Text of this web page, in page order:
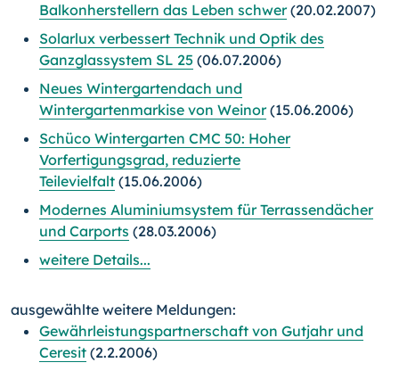
Balkonherstellern das Leben schwer(20.02.2007)
Solarlux verbessert Technik und Optik des
Ganzglassystem SL 25 (06.07.2006)
Neues Wintergartendach und
Wintergartenmarkise von Weinor(15.06.2006)
Schüco Wintergarten CMC 50: Hoher
Vorfertigungsgrad, reduzierte
Teilevielfalt (15.06.2006)
Modernes Aluminiumsystem für Terrassendächer
und Carports (28.03.2006)
weitere Details...
ausgewählte weitere Meldungen:
Gewährleistungspartnerschaft von Gutjahr und
Ceresit (2.2.2006)